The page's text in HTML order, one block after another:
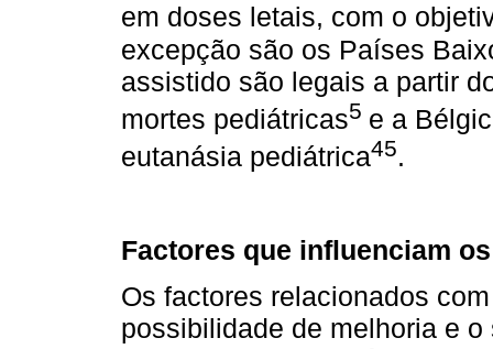
em doses letais, com o
excepção são os Países
assistido são legais a partir
mortes pediátricas5 e a
eutanásia pediátrica45.
Factores que influenciam
Os factores relacionados
possibilidade de melhoria e